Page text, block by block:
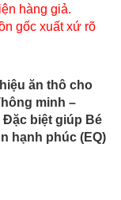
hàng giả.
gốc xuất xứ rõ
ăn thô cho
minh –
Đặc biệt giúp Bé
hạnh phúc (EQ)